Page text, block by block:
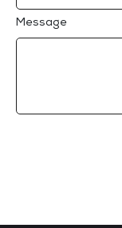
Message